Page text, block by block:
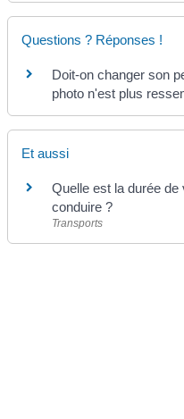
Questions ? Réponses !
Doit-on changer son
photo n'est plus
Et aussi
Quelle est la durée
conduire ?
Transports